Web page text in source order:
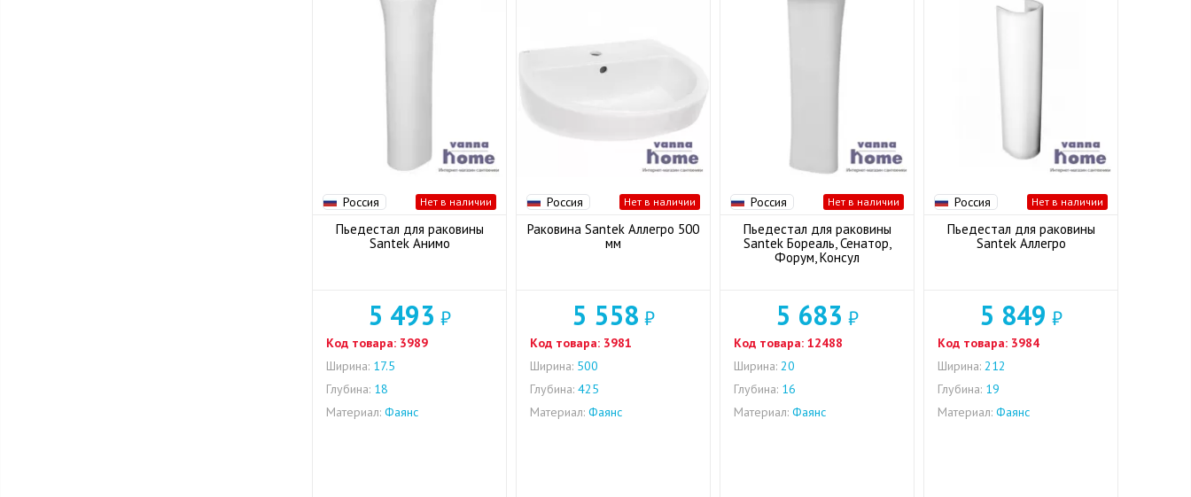
Россия Нет в наличии
Пьедестал для раковины
Santek Анимо
5 493 ₽
Код товара: 3989
Ширина: 17.5
Глубина: 18
Материал: Фаянс
Россия Нет в наличии
Раковина Santek Аллегро 500
мм
5 558 ₽
Код товара: 3981
Ширина: 500
Глубина: 425
Материал: Фаянс
Россия Нет в наличии
Пьедестал для раковины
Santek Бореаль, Сенатор,
Форум, Консул
5 683 ₽
Код товара: 12488
Ширина: 20
Глубина: 16
Материал: Фаянс
Россия Нет в наличии
Пьедестал для раковины
Santek Аллегро
5 849 ₽
Код товара: 3984
Ширина: 212
Глубина: 19
Материал: Фаянс